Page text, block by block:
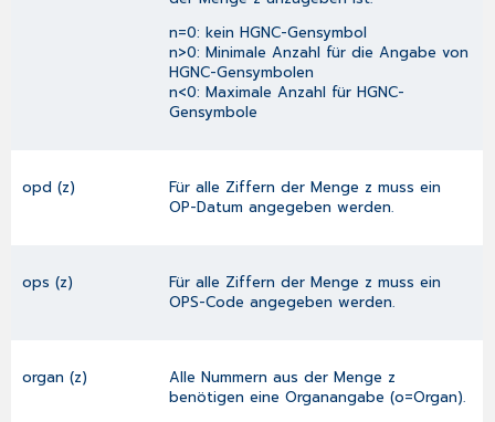
n=0: kein HGNC-Gensymbol
n>0: Minimale Anzahl für die Angabe von
HGNC-Gensymbolen
n<0: Maximale Anzahl für HGNC-
Gensymbole
opd (z)
Für alle Ziffern der Menge z muss ein
OP-Datum angegeben werden.
ops (z)
Für alle Ziffern der Menge z muss ein
OPS-Code angegeben werden.
organ (z)
Alle Nummern aus der Menge z
benötigen eine Organangabe (o=Organ).